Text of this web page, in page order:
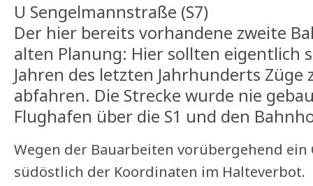
U Sengelmannstraße (S7)
Der hier bereits vorhandene zweite
alten Planung: Hier sollten eigentlich
Jahren des letzten Jahrhunderts Züge
abfahren. Die Strecke wurde nie
Flughafen über die S1 und den
Wegen der Bauarbeiten vorübergehend ein
südöstlich der Koordinaten im Halteverbot.